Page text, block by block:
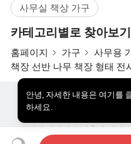
사무실 책상 가구
카테고리별로 찾아보기
홈페이지 가구 사무용
책장 선반 나무 책장 형태 전
안녕, 자세한 내용은 여기를
하세요.
핫한 제품 핫 제품 가격
우리에 대하여
사용자 약관